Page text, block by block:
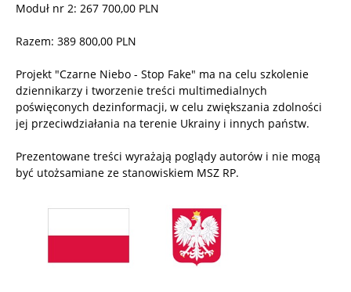
Moduł nr 2: 267 700,00 PLN
Razem: 389 800,00 PLN
Projekt "Czarne Niebo - Stop Fake" ma na celu szkolenie
dziennikarzy i tworzenie treści multimedialnych
poświęconych dezinformacji, w celu zwiększania zdolności
jej przeciwdziałania na terenie Ukrainy i innych państw.
Prezentowane treści wyrażają poglądy autorów i nie mogą
być utożsamiane ze stanowiskiem MSZ RP.